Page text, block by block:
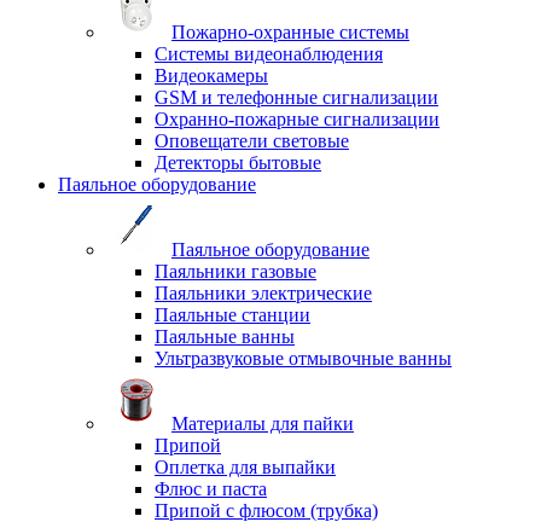
Пожарно-охранные системы
Системы видеонаблюдения
Видеокамеры
GSM и телефонные сигнализации
Охранно-пожарные сигнализации
Оповещатели световые
Детекторы бытовые
Паяльное оборудование
Паяльное оборудование
Паяльники газовые
Паяльники электрические
Паяльные станции
Паяльные ванны
Ультразвуковые отмывочные ванны
Материалы для пайки
Припой
Оплетка для выпайки
Флюс и паста
Припой с флюсом (трубка)